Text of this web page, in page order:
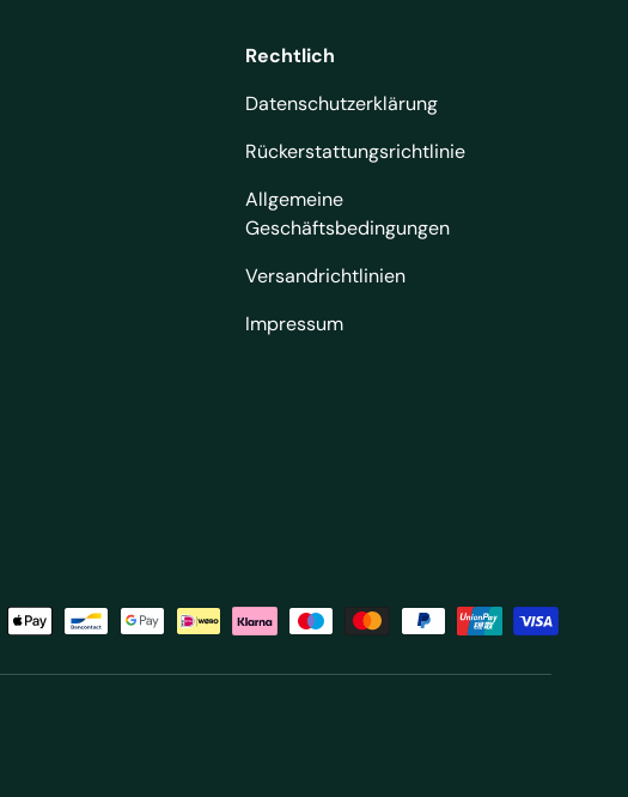
Rechtlich
Datenschutzerklärung
Rückerstattungsrichtlinie
Allgemeine
Geschäftsbedingungen
Versandrichtlinien
Impressum